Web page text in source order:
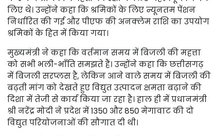
लिए थे। उन्होंने कहा कि श्रमिकों के लिए न्यूनतम पेंशन
निर्धारित की गई और पीएफ की अनक्लेम राशि का उपयोग
श्रमिकों के हित में किया गया।
मुख्यमंत्री ने कहा कि वर्तमान समय में बिजली की महत्ता
को सभी भली-भाँति समझते हैं। उन्होंने कहा कि छत्तीसगढ़
में बिजली सरप्लस है, लेकिन आने वाले समय में बिजली की
बढ़ती मांग को देखते हुए विद्युत उत्पादन क्षमता बढ़ाने की
दिशा में तेजी से कार्य किया जा रहा है। हाल ही में प्रधानमंत्री
श्री नरेंद्र मोदी ने प्रदेश में 1350 और 850 मेगावाट की दो
विद्युत परियोजनाओं की सौगात दी थी।